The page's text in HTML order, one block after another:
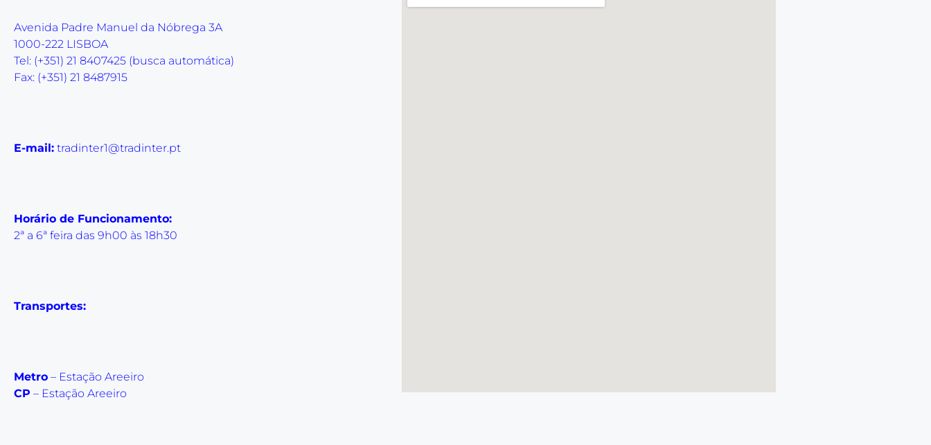
Avenida Padre Manuel da Nóbrega 3A
1000-222 LISBOA
Tel: (+351) 21 8407425 (busca automática)
Fax: (+351) 21 8487915
E-mail: tradinter1@tradinter.pt
Horário de Funcionamento:
2ª a 6ª feira das 9h00 às 18h30
Transportes:
Metro – Estação Areeiro
CP – Estação Areeiro